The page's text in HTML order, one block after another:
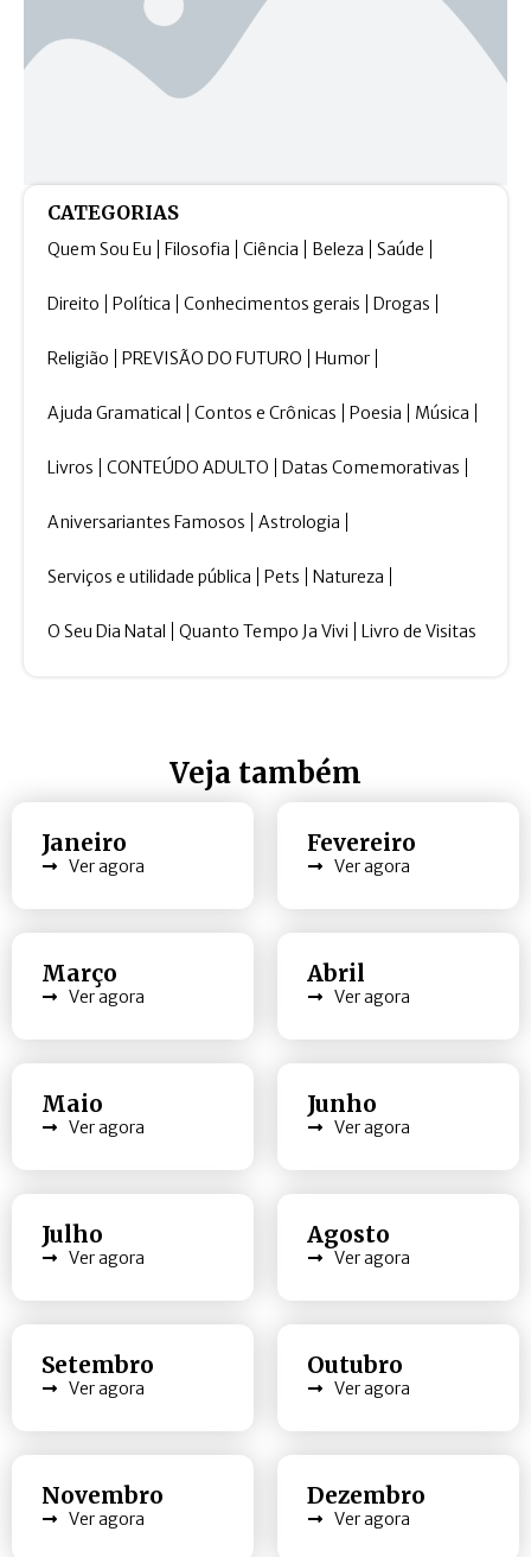
CATEGORIAS
Quem Sou Eu Filosofia Ciência Beleza Saúde
Direito Política Conhecimentos gerais Drogas
Religião PREVISÃO DO FUTURO Humor
Ajuda Gramatical Contos e Crônicas Poesia Música
Livros CONTEÚDO ADULTO Datas Comemorativas
Aniversariantes Famosos Astrologia
Serviços e utilidade pública Pets Natureza
O Seu Dia Natal Quanto Tempo Ja Vivi Livro de Visitas
Veja também
Janeiro
Ver agora
Fevereiro
Ver agora
Março
Ver agora
Abril
Ver agora
Maio
Ver agora
Junho
Ver agora
Julho
Ver agora
Agosto
Ver agora
Setembro
Ver agora
Outubro
Ver agora
Novembro
Ver agora
Dezembro
Ver agora